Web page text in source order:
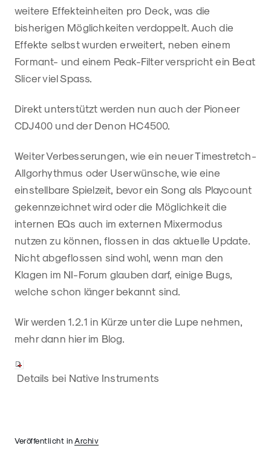
weitere Effekteinheiten pro Deck, was die
bisherigen Möglichkeiten verdoppelt. Auch die
Effekte selbst wurden erweitert, neben einem
Formant- und einem Peak-Filter verspricht ein Beat
Slicer viel Spass.
Direkt unterstützt werden nun auch der Pioneer
CDJ400 und der Denon HC4500.
Weiter Verbesserungen, wie ein neuer Timestretch-
Allgorhythmus oder Userwünsche, wie eine
einstellbare Spielzeit, bevor ein Song als Playcount
gekennzeichnet wird oder die Möglichkeit die
internen EQs auch im externen Mixermodus
nutzen zu können, flossen in das aktuelle Update.
Nicht abgeflossen sind wohl, wenn man den
Klagen im NI-Forum glauben darf, einige Bugs,
welche schon länger bekannt sind.
Wir werden 1.2.1 in Kürze unter die Lupe nehmen,
mehr dann hier im Blog.
Details bei Native Instruments
Veröffentlicht in Archiv